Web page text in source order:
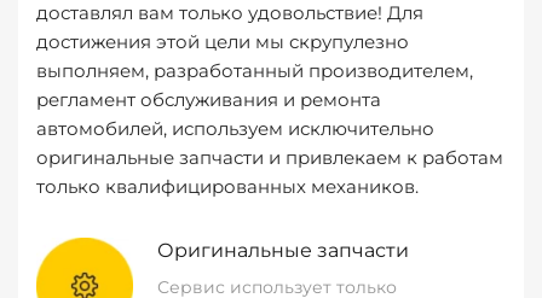
доставлял вам только удовольствие! Для
достижения этой цели мы скрупулезно
выполняем, разработанный производителем,
регламент обслуживания и ремонта
автомобилей, используем исключительно
оригинальные запчасти и привлекаем к работам
только квалифицированных механиков.
Оригинальные запчасти
Сервис использует только